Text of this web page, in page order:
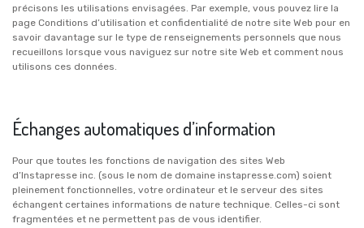
précisons les utilisations envisagées. Par exemple, vous pouvez lire la
page Conditions d’utilisation et confidentialité de notre site Web pour en
savoir davantage sur le type de renseignements personnels que nous
recueillons lorsque vous naviguez sur notre site Web et comment nous
utilisons ces données.
Échanges automatiques d’information
Pour que toutes les fonctions de navigation des sites Web
d’Instapresse inc. (sous le nom de domaine instapresse.com) soient
pleinement fonctionnelles, votre ordinateur et le serveur des sites
échangent certaines informations de nature technique. Celles-ci sont
fragmentées et ne permettent pas de vous identifier.